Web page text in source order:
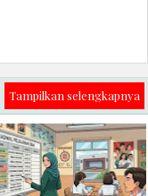
Tampilkan selengkapnya